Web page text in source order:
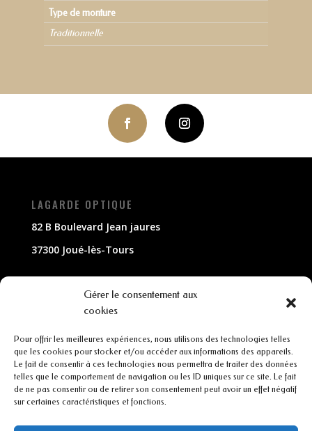
Gérer le consentement aux
cookies
Pour offrir les meilleures expériences, nous utilisons des technologies telles
que les cookies pour stocker et/ou accéder aux informations des appareils.
Le fait de consentir à ces technologies nous permettra de traiter des données
telles que le comportement de navigation ou les ID uniques sur ce site. Le fait
de ne pas consentir ou de retirer son consentement peut avoir un effet négatif
sur certaines caractéristiques et fonctions.
Type de monture
Traditionnelle
LAGARDE OPTIQUE
82 B Boulevard Jean jaures
37300 Joué-lès-Tours
02 47 63 79 33
contact@lagarde-optique.fr
INFORMATIONS
Mentions légales